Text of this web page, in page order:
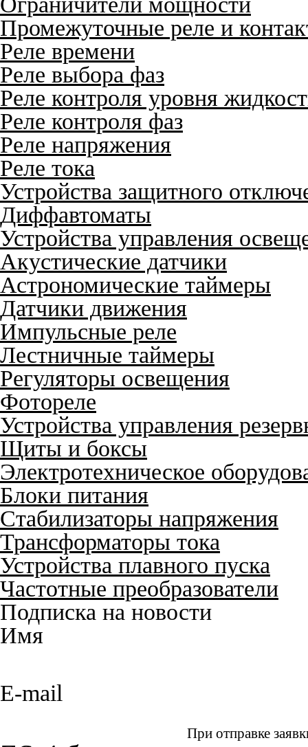
Промежуточные реле и
Реле времени
Реле выбора фаз
Реле контроля уровня
Реле контроля фаз
Реле напряжения
Реле тока
Устройства защитного
Диффавтоматы
Устройства управления
Акустические датчики
Астрономические таймеры
Датчики движения
Импульсные реле
Лестничные таймеры
Регуляторы освещения
Фотореле
Устройства управления
Щиты и боксы
Электротехническое
Блоки питания
Стабилизаторы напряжения
Трансформаторы тока
Устройства плавного пуска
Частотные преобразователи
Подписка на новости
Имя
E-mail
При отправке